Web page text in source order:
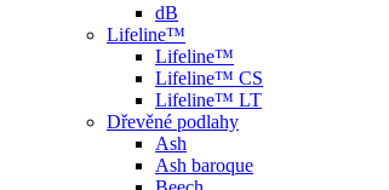
dB
Lifeline™
Lifeline™
Lifeline™ CS
Lifeline™ LT
Dřevěné podlahy
Ash
Ash baroque